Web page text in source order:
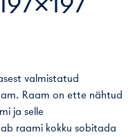
valmistatud
Raam on ette nähtud
ja selle
raami kokku sobitada